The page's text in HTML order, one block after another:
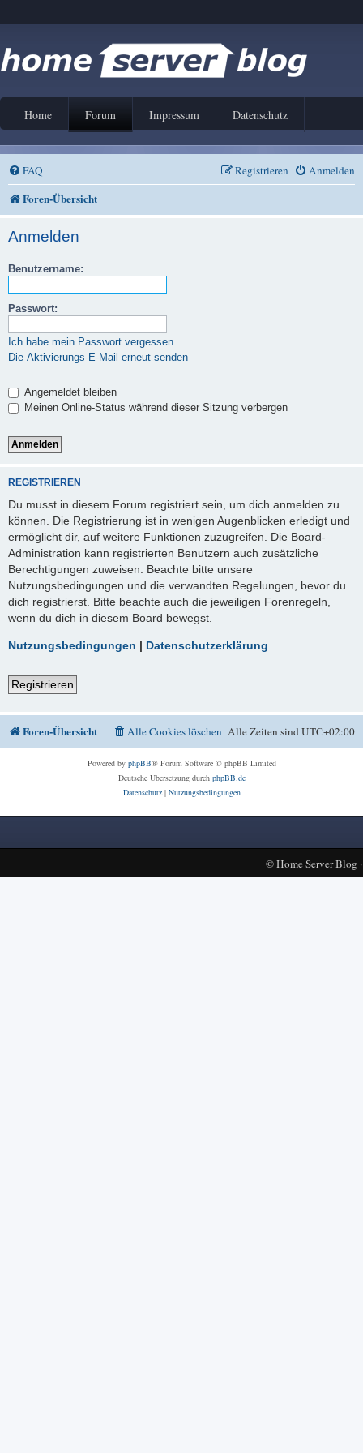
Home Forum Impressum Datenschutz
FAQ Anmelden
Registrieren
Foren-Übersicht
Anmelden
Benutzername:
Passwort:
Ich habe mein Passwort vergessen
Die Aktivierungs-E-Mail erneut senden
Angemeldet bleiben
Meinen Online-Status während dieser Sitzung verbergen
REGISTRIEREN
Du musst in diesem Forum registriert sein, um dich anmelden zu
können. Die Registrierung ist in wenigen Augenblicken erledigt und
ermöglicht dir, auf weitere Funktionen zuzugreifen. Die Board-
Administration kann registrierten Benutzern auch zusätzliche
Berechtigungen zuweisen. Beachte bitte unsere
Nutzungsbedingungen und die verwandten Regelungen, bevor du
dich registrierst. Bitte beachte auch die jeweiligen Forenregeln,
wenn du dich in diesem Board bewegst.
Nutzungsbedingungen | Datenschutzerklärung
Registrieren
Foren-Übersicht Alle Zeiten sindUTC+02:00
Alle Cookies löschen
Powered by phpBB® Forum Software © phpBB Limited
Deutsche Übersetzung durch phpBB.de
Datenschutz| Nutzungsbedingungen
©Home Server Blog